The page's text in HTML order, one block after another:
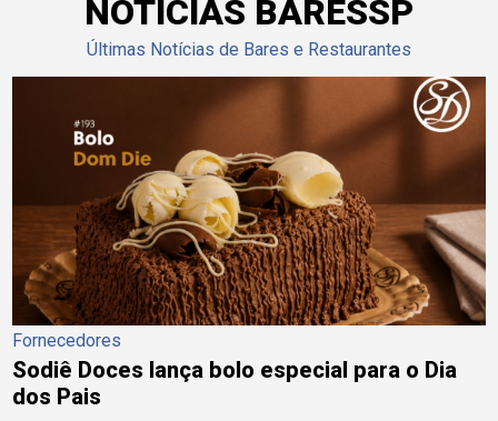
NOTÍCIAS BARESSP
Últimas Notícias de Bares e Restaurantes
Fornecedores
Sodiê Doces lança bolo especial para o Dia
dos Pais